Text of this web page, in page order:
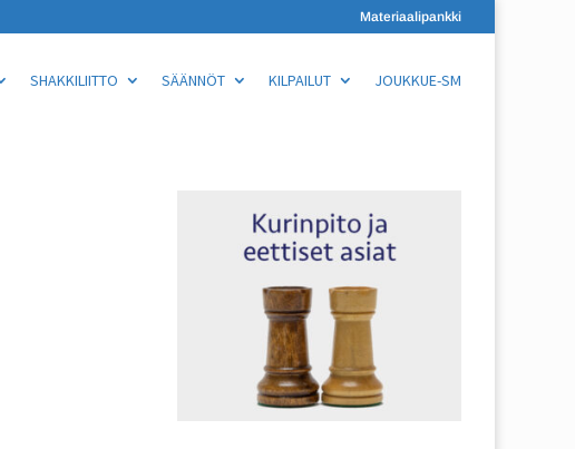
Materiaalipankki
SHAKKILIITTO SÄÄNNÖT KILPAILUT JOUKKUE-SM